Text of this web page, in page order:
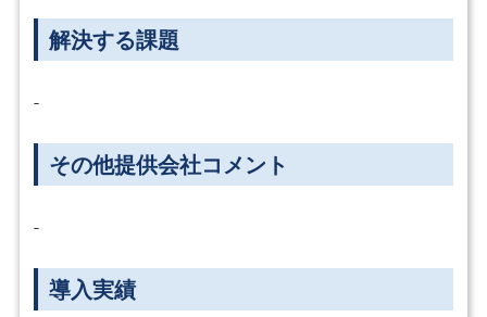
解決する課題
-
その他提供会社コメント
-
導入実績